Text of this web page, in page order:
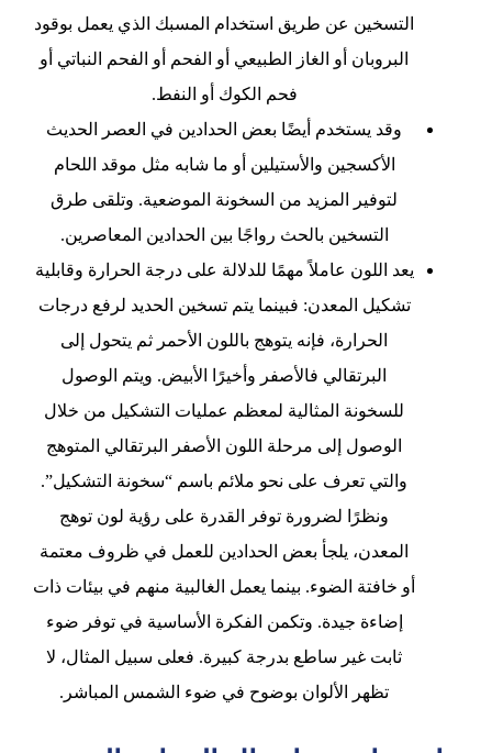
التسخين عن طريق استخدام المسبك الذي يعمل بوقود
البروبان أو الغاز الطبيعي أو الفحم أو الفحم النباتي أو
فحم الكوك أو النفط.
وقد يستخدم أيضًا بعض الحدادين في العصر الحديث
الأكسجين والأستيلين أو ما شابه مثل موقد اللحام
لتوفير المزيد من السخونة الموضعية. وتلقى طرق
التسخين بالحث رواجًا بين الحدادين المعاصرين.
يعد اللون عاملاً مهمًا للدلالة على درجة الحرارة وقابلية
تشكيل المعدن: فبينما يتم تسخين الحديد لرفع درجات
الحرارة، فإنه يتوهج باللون الأحمر ثم يتحول إلى
البرتقالي فالأصفر وأخيرًا الأبيض. ويتم الوصول
للسخونة المثالية لمعظم عمليات التشكيل من خلال
الوصول إلى مرحلة اللون الأصفر البرتقالي المتوهج
والتي تعرف على نحو ملائم باسم “سخونة التشكيل”.
ونظرًا لضرورة توفر القدرة على رؤية لون توهج
المعدن، يلجأ بعض الحدادين للعمل في ظروف معتمة
أو خافتة الضوء. بينما يعمل الغالبية منهم في بيئات ذات
إضاءة جيدة. وتكمن الفكرة الأساسية في توفر ضوء
ثابت غير ساطع بدرجة كبيرة. فعلى سبيل المثال، لا
تظهر الألوان بوضوح في ضوء الشمس المباشر.